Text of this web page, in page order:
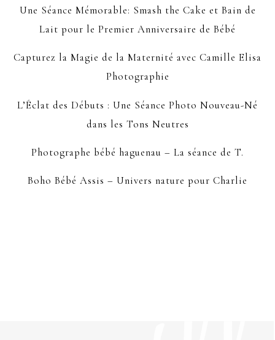
Une Séance Mémorable: Smash the Cake et Bain de
Lait pour le Premier Anniversaire de Bébé
Capturez la Magie de la Maternité avec Camille Elisa
Photographie
L’Éclat des Débuts : Une Séance Photo Nouveau-Né
dans les Tons Neutres
Photographe bébé haguenau – La séance de T.
Boho Bébé Assis – Univers nature pour Charlie